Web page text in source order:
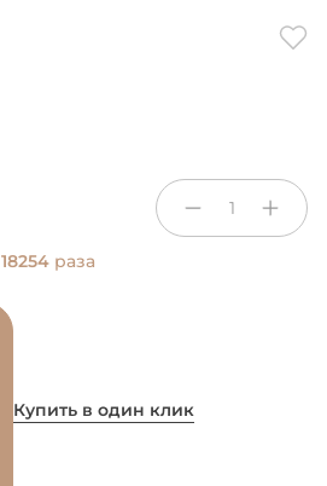
1
18254 раза
Купить в один клик